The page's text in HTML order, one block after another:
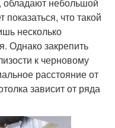
что такой
несколько
Однако закрепить
к черновому
расстояние от
зависит от ряда